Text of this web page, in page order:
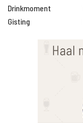
Drinkmoment
Gisting